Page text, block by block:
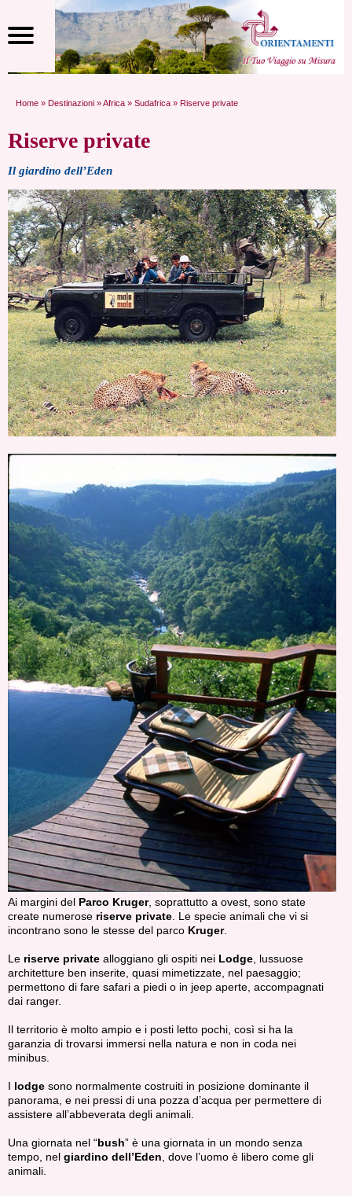
Home » Destinazioni »Africa » Sudafrica » Riserve private
Riserve private
Il giardino dell’Eden
Ai margini del Parco Kruger, soprattutto a ovest, sono state
create numerose riserve private . Le specie animali che vi si
incontrano sono le stesse del parco Kruger.
Le riserve private alloggiano gli ospiti nei Lodge , lussuose
architetture ben inserite, quasi mimetizzate, nel paesaggio;
permettono di fare safari a piedi o in jeep aperte, accompagnati
dai ranger.
Il territorio è molto ampio e i posti letto pochi, così si ha la
garanzia di trovarsi immersi nella natura e non in coda nei
minibus.
I lodge sono normalmente costruiti in posizione dominante il
panorama, e nei pressi di una pozza d’acqua per permettere di
assistere all’abbeverata degli animali.
Una giornata nel “bush” è una giornata in un mondo senza
tempo, nel giardino dell’Eden , dove l’uomo è libero come gli
animali.